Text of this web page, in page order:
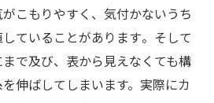
こもりやすく、気付かないうち
ていることがあります​。そして
で及び、表から見えなくても構
伸ばしてしまいます。実際にカ